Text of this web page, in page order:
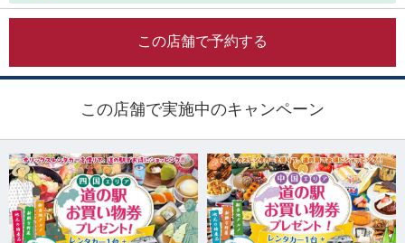
この店舗で予約する
この店舗で実施中のキャンペーン